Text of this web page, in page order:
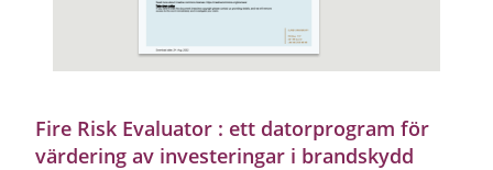
Fire Risk Evaluator : ett datorprogram för
värdering av investeringar i brandskydd